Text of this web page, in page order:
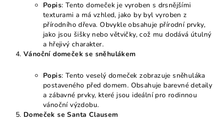
Popis: Tento domeček je vyroben s drsnějšími
texturami a má vzhled, jako by byl vyroben z
přírodního dřeva. Obvykle obsahuje přírodní prvky,
jako jsou šišky nebo větvičky, což mu dodává útulný
a hřejivý charakter.
Vánoční domeček se sněhulákem
Popis: Tento veselý domeček zobrazuje sněhuláka
postaveného před domem. Obsahuje barevné detaily
a zábavné prvky, které jsou ideální pro rodinnou
vánoční výzdobu.
Domeček se Santa Clausem